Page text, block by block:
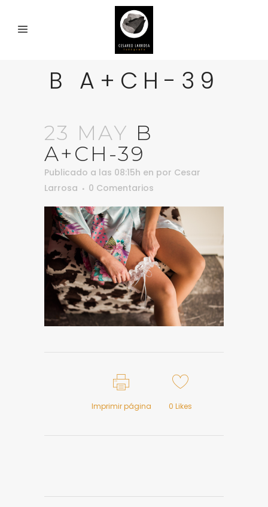
B A+CH-39
23 MAY B
A+CH-39
Publicado a las 08:15h en por Cesar
Larrosa
0 Comentarios
Imprimir página 0 Likes